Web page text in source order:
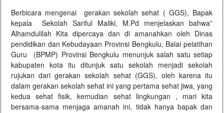
Berbicara mengenai gerakan sekolah sehat ( GGS), Bapak
kepala Sekolah Sariful Maliki, M.Pd menjelaskan bahwa”
Alhamdulilah Kita dipercaya dan di amanahkan oleh Dinas
pendidikan dan Kebudayaan Provinsi Bengkulu, Balai pelatihan
Guru (BPMP) Provinsi Bengkulu menunjuk salah satu setiap
kabupaten kota itu ditunjuk satu sekolah menjadi sekolah
rujukan dari gerakan sekolah sehat (GGS), oleh karena itu
dalam gerakan sekolah sehat ini yang pertama sehat jiwa, yang
kedua sehat fisik, kemudian sehat lingkungan , mari kita
bersama-sama menjaga amanah ini, tidak hanya bapak dan